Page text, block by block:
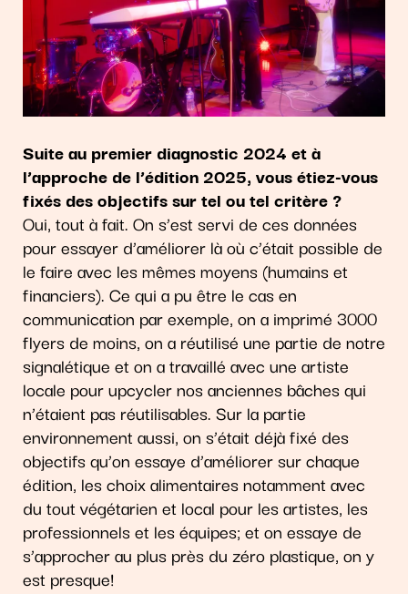
Suite au premier diagnostic 2024 et à
l’approche de l’édition 2025, vous étiez-vous
fixés des objectifs sur tel ou tel critère ?
Oui, tout à fait. On s’est servi de ces données
pour essayer d’améliorer là où c’était possible de
le faire avec les mêmes moyens (humains et
financiers). Ce qui a pu être le cas en
communication par exemple, on a imprimé 3000
flyers de moins, on a réutilisé une partie de notre
signalétique et on a travaillé avec une artiste
locale pour upcycler nos anciennes bâches qui
n’étaient pas réutilisables. Sur la partie
environnement aussi, on s’était déjà fixé des
objectifs qu’on essaye d’améliorer sur chaque
édition, les choix alimentaires notamment avec
du tout végétarien et local pour les artistes, les
professionnels et les équipes; et on essaye de
s’approcher au plus près du zéro plastique, on y
est presque!